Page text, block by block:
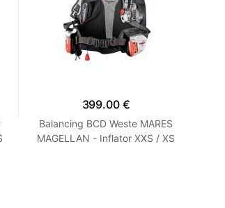
399.00 €
Balancing BCD Weste MARES
MAGELLAN - Inflator XXS / XS